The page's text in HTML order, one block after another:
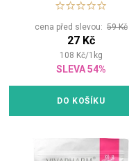
cena před slevou: 59 Kč
27 Kč
108 Kč/1 kg
SLEVA 54%
DO KOŠÍKU